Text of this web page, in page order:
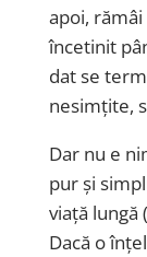
apoi,
încetinit
dat se
nesimțite,
Dar nu e
pur și
viață lungă
Dacă o